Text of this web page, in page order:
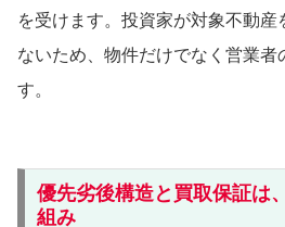
を受けます。投資家が対象不動
ないため、物件だけでなく営業
す。
優先劣後構造と買取保証は
組み